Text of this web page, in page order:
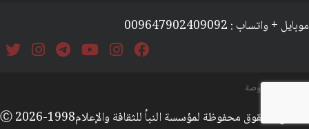
موبايل + واتساب : 009647902409092
السياسة والخصوصة
جميع الحقوق محفوظة لمؤسسة النبأ للثقافة والإعلامⒸ 2026-1998